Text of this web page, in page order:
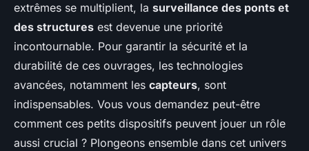
extrêmes se multiplient, la surveillance des ponts et
des structures est devenue une priorité
incontournable. Pour garantir la sécurité et la
durabilité de ces ouvrages, les technologies
avancées, notamment les capteurs, sont
indispensables. Vous vous demandez peut-être
comment ces petits dispositifs peuvent jouer un rôle
aussi crucial ? Plongeons ensemble dans cet univers